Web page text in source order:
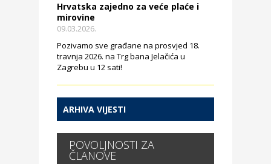
Hrvatska zajedno za veće plaće i
mirovine
09.03.2026.
Pozivamo sve građane na prosvjed 18.
travnja 2026. na Trg bana Jelačića u
Zagrebu u 12 sati!
ARHIVA VIJESTI
POVOLJNOSTI ZA
ČLANOVE